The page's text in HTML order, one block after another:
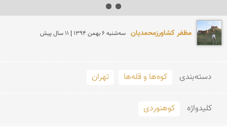
مظفر کشاورزمحمدیان سه‌شنبه 6 بهمن 1394 | 11 سال پیش
دسته‌بندی کوه‌ها و قله‌ها تهران
کلید‌واژه کوهنوردی